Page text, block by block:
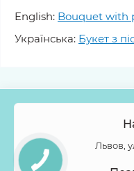
English: Bouquet with
Українська: Букет з
Львов,